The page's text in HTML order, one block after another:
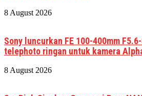
8 August 2026
Sony luncurkan FE 100-400mm
telephoto ringan untuk kamera
8 August 2026